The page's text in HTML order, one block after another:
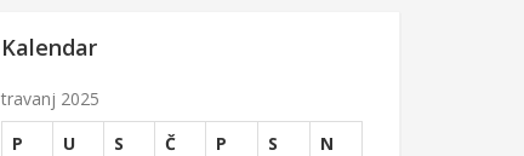
Kalendar
travanj 2025
P
U S Č P S
N